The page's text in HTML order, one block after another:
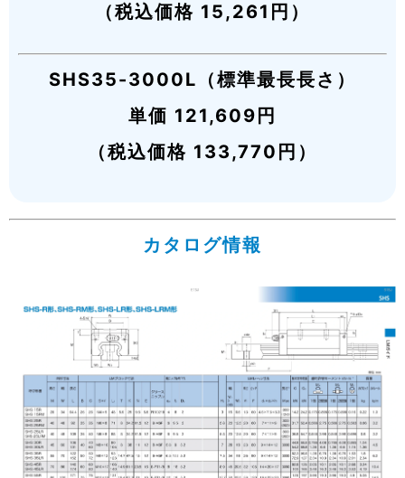
（税込価格 15,261円）
SHS35-3000L（標準最長長さ）
単価 121,609円
（税込価格 133,770円）
カタログ情報